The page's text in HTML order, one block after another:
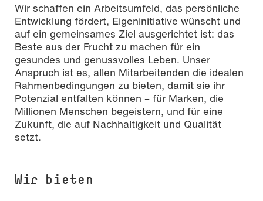
Wir schaffen ein Arbeitsumfeld, das persönliche
Entwicklung fördert, Eigeninitiative wünscht und
auf ein gemeinsames Ziel ausgerichtet ist: das
Beste aus der Frucht zu machen für ein
gesundes und genussvolles Leben. Unser
Anspruch ist es, allen Mitarbeitenden die idealen
Rahmenbedingungen zu bieten, damit sie ihr
Potenzial entfalten können – für Marken, die
Millionen Menschen begeistern, und für eine
Zukunft, die auf Nachhaltigkeit und Qualität
setzt.
Wir bieten